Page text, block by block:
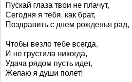
Пускай глаза твои не плачут,
Сегодня я тебя, как брат,
Поздравить с днем рожденья рад,
Чтобы везло тебе всегда,
И не грустила никогда,
Удача рядом пусть идет,
Желаю я души полет!